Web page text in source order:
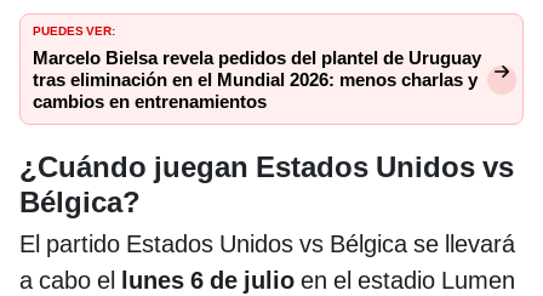
PUEDES VER:
Marcelo Bielsa revela pedidos del plantel de Uruguay
tras eliminación en el Mundial 2026: menos charlas y
cambios en entrenamientos
¿Cuándo juegan Estados Unidos vs
Bélgica?
El partido Estados Unidos vs Bélgica se llevará
a cabo el lunes 6 de julio en el estadio Lumen